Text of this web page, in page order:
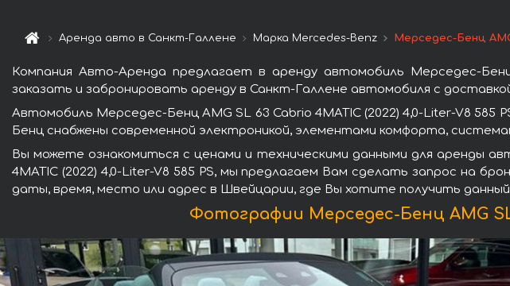
Аренда авто в Санкт-Галлене Марка Mercedes-Benz Мерседес-Бенц
Компания Авто-Аренда предлагает в аренду автомобиль Мерседес-
заказать и забронировать аренду в Санкт-Галлене автомобиля с
Автомобиль Мерседес-Бенц AMG SL 63 Cabrio 4MATIC (2022) 4,0-Liter-V8
Бенц снабжены современной электроникой, элементами комфорта,
Вы можете ознакомиться с ценами и техническими данными для аренды
4MATIC (2022) 4,0-Liter-V8 585 PS, мы предлагаем Вам сделать запрос на
даты, время, место или адрес в Швейцарии, где Вы хотите получить
Фотографии Мерседес-Бенц AMG SL